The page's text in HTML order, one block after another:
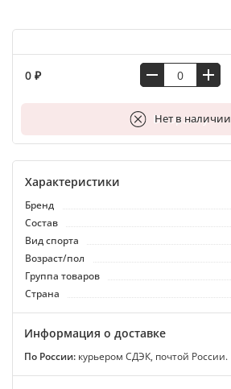
0 ₽
Нет в наличии
В корзину
Характеристики
Бренд
Состав
Вид спорта
Возраст/пол
Группа товаров
Страна
Информация о доставке
По России: курьером СДЭК, почтой России.